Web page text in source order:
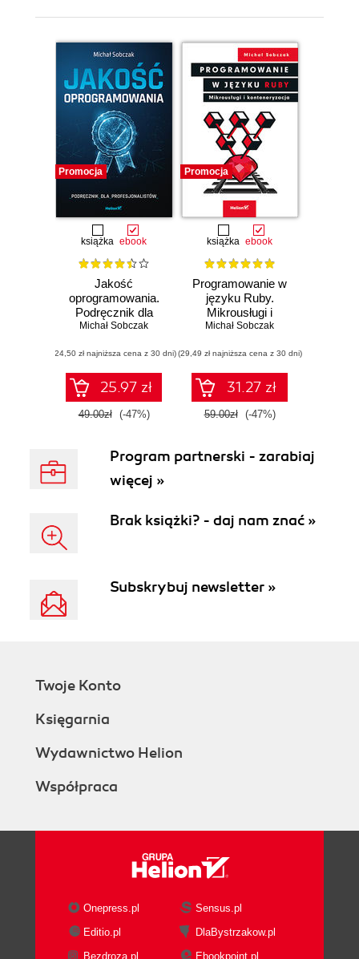
Promocja
książka ebook
Jakość
oprogramowania.
Podręcznik dla
profesjonalistów
Michał Sobczak
(24,50 zł najniższa cena z 30 dni)
25.97 zł
49.00zł (-47%)
Promocja
książka ebook
Programowanie w
języku Ruby.
Mikrousługi i
konteneryzacja
Michał Sobczak
(29,49 zł najniższa cena z 30 dni)
31.27 zł
59.00zł (-47%)
Program partnerski - zarabiaj
więcej »
Brak książki? - daj nam znać »
Subskrybuj newsletter »
Twoje Konto
Księgarnia
Wydawnictwo Helion
Współpraca
Onepress.pl
Sensus.pl
Editio.pl
DlaBystrzakow.pl
Bezdroza.pl
Ebookpoint.pl